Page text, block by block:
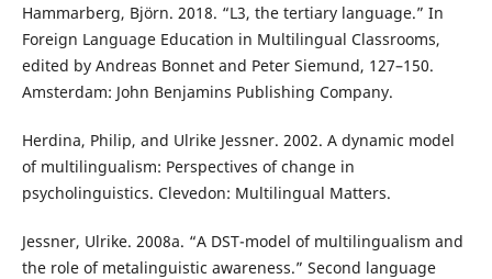
Hammarberg, Björn. 2018. “L3, the tertiary language.” In
Foreign Language Education in Multilingual Classrooms,
edited by Andreas Bonnet and Peter Siemund, 127–150.
Amsterdam: John Benjamins Publishing Company.
Herdina, Philip, and Ulrike Jessner. 2002. A dynamic model
of multilingualism: Perspectives of change in
psycholinguistics. Clevedon: Multilingual Matters.
Jessner, Ulrike. 2008a. “A DST-model of multilingualism and
the role of metalinguistic awareness.” Second language